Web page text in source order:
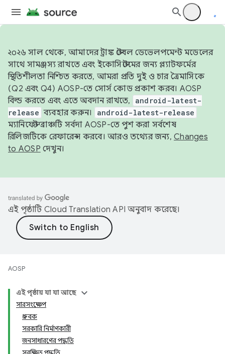
২০২৬ সাল থেকে, আমাদের ট্রাঙ্ক স্টেবল ডেভেলপমেন্ট মডেলের
সাথে সামঞ্জস্য রাখতে এবং ইকোসিস্টেমের জন্য প্ল্যাটফর্মের
স্থিতিশীলতা নিশ্চিত করতে, আমরা প্রতি দুই ও চার ত্রৈমাসিকে
(Q2 এবং Q4) AOSP-তে সোর্স কোড প্রকাশ করব। AOSP
বিল্ড করতে এবং এতে অবদান রাখতে,
android-latest-
release ব্যবহার করুন। android-latest-release
ম্যানিফেস্ট ব্রাঞ্চটি সর্বদা AOSP-তে পুশ করা সর্বশেষ
রিলিজটিকে রেফারেন্স করবে। আরও তথ্যের জন্য, Changes
to AOSP দেখুন।
এই পৃষ্ঠাটি Cloud Translation API অনুবাদ করেছে।
AOSP
এই পৃষ্ঠায় যা যা আছে
সারসংক্ষেপ
ধ্রুবক
সরকারি নির্মাণকারী
জনসাধারণের পদ্ধতি